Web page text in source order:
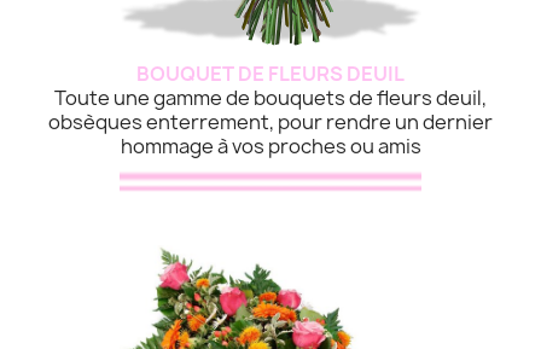
BOUQUET DE FLEURS DEUIL
Toute une gamme de bouquets de fleurs deuil,
obsèques enterrement, pour rendre un dernier
hommage à vos proches ou amis